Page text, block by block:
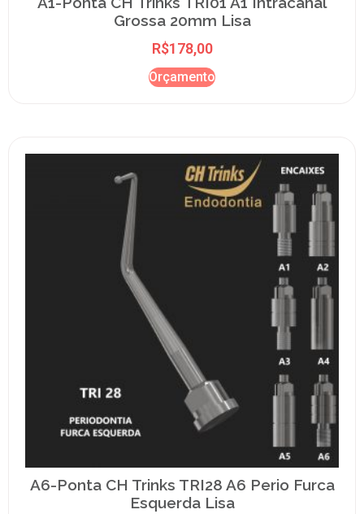
Grossa 20mm Lisa
R$178,00
Orçamento
A6-Ponta CH Trinks TRI28 A6 Perio Furca
Esquerda Lisa